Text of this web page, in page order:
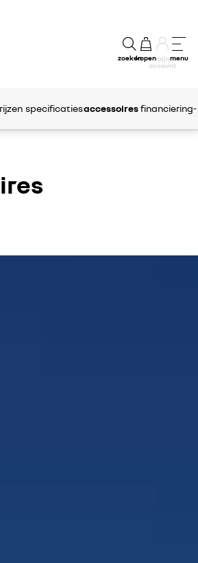
zoekenkopenmijn
account
menu
specificatiesaccessoires